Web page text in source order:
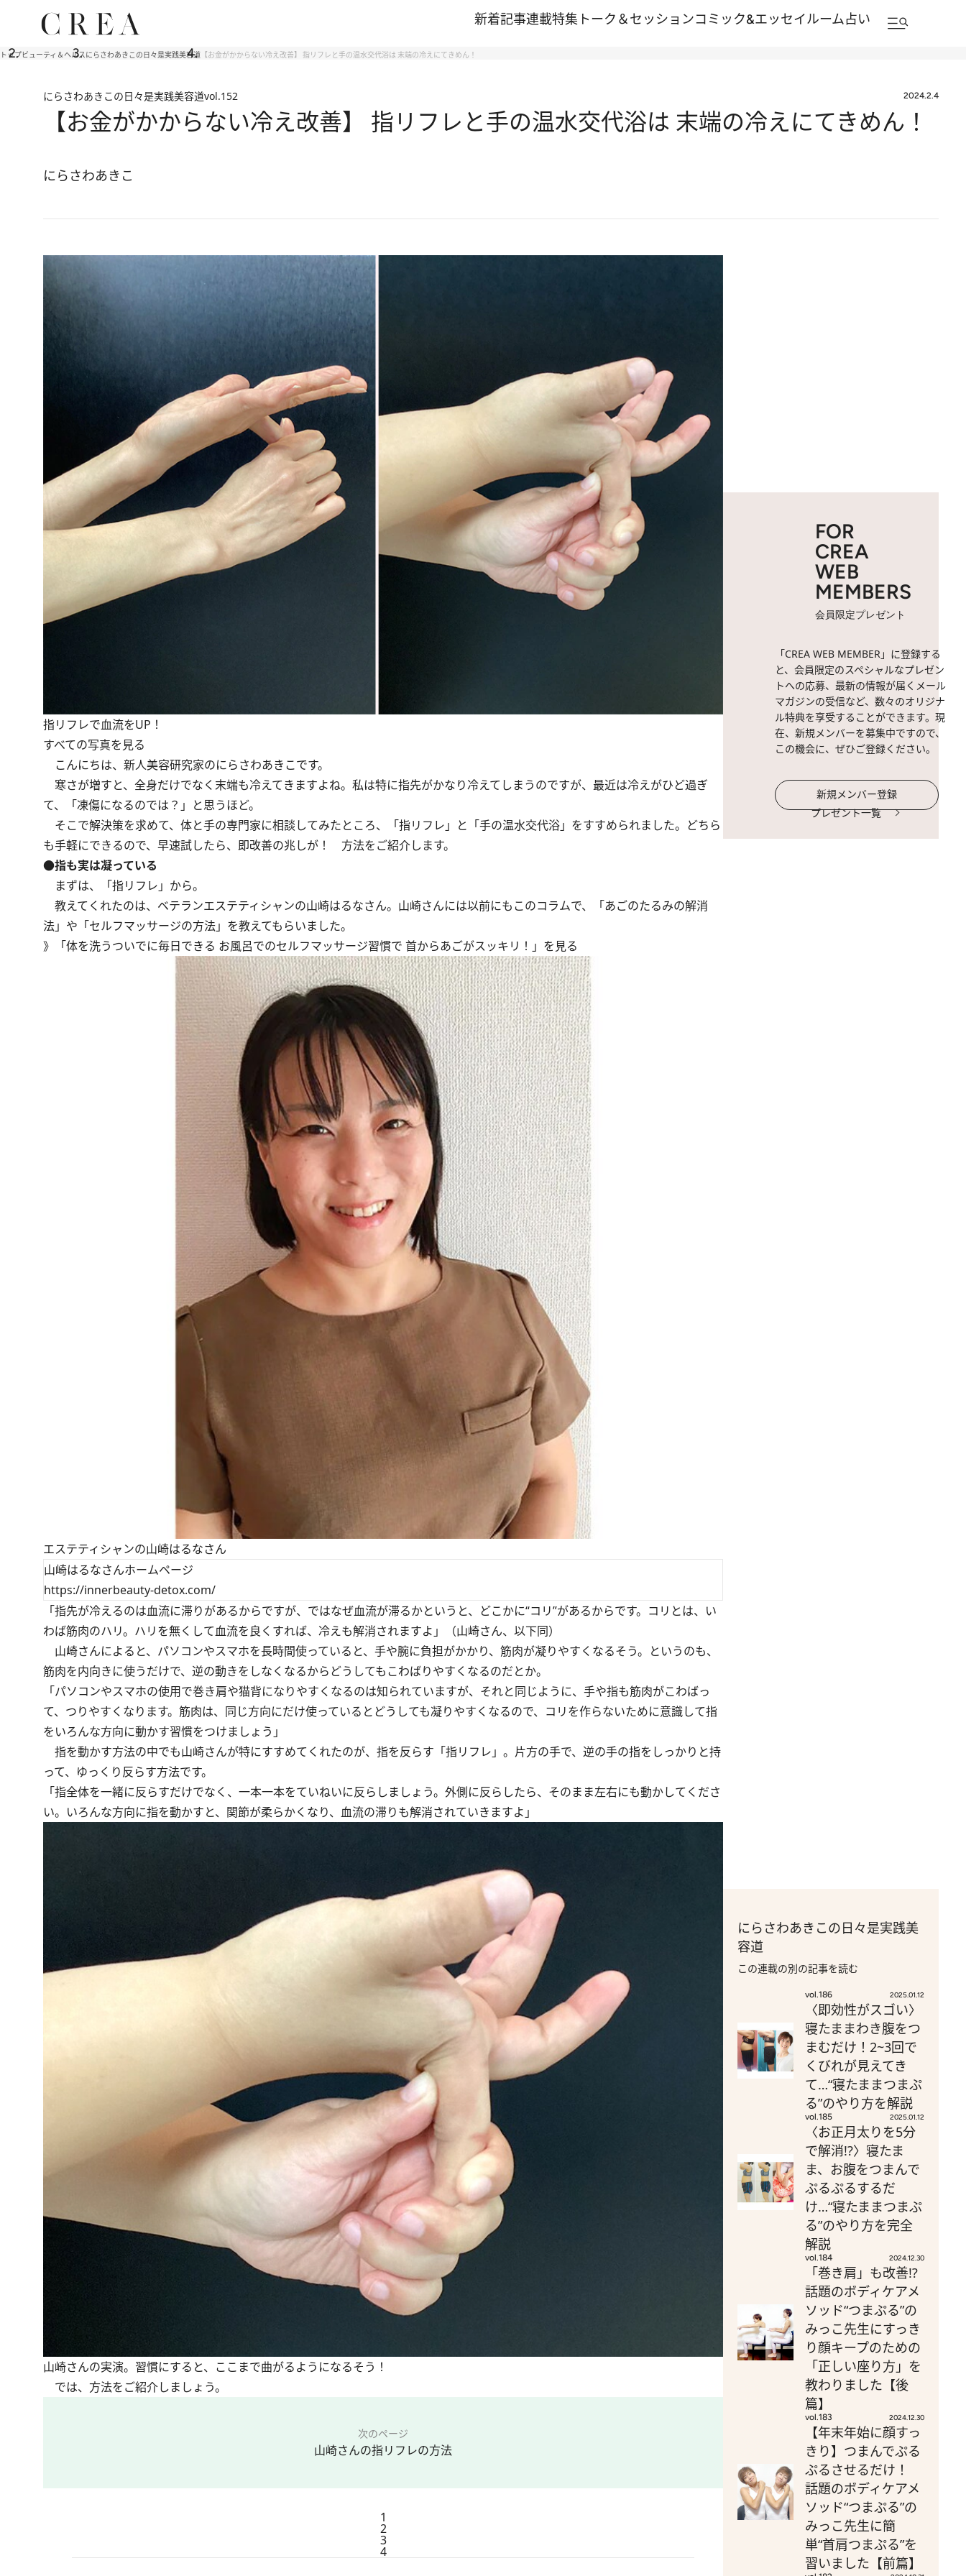
新着記事連載特集 トーク＆セッションコミック&エッセイルーム占い
トップビューティ＆ヘルスにらさわあきこの日々是実践美容道 【お金がかからない冷え改善】 指リフレと手の温水交代浴は 末端の冷えにてきめん！
にらさわあきこの日々是実践美容道vol.152 2024.2.4
【お金がかからない冷え改善】 指リフレと手の温水交代浴は 末端の冷えにてきめん！
にらさわあきこ
指リフレで血流をUP！
すべての写真を見る
こんにちは、新人美容研究家のにらさわあきこです。
寒さが増すと、全身だけでなく末端も冷えてきますよね。私は特に指先がかなり冷えてしまうのですが、最近は冷えがひど過ぎ
て、「凍傷になるのでは？」と思うほど。
そこで解決策を求めて、体と手の専門家に相談してみたところ、「指リフレ」と「手の温水交代浴」をすすめられました。どちら
も手軽にできるので、早速試したら、即改善の兆しが！ 方法をご紹介します。
●指も実は凝っている
まずは、「指リフレ」から。
教えてくれたのは、ベテランエステティシャンの山崎はるなさん。山崎さんには以前にもこのコラムで、「あごのたるみの解消
法」や「セルフマッサージの方法」を教えてもらいました。
》
「体を洗うついでに毎日できる お風呂でのセルフマッサージ習慣で 首からあごがスッキリ！」を見る
エステティシャンの山崎はるなさん
山崎はるなさんホームページ
https://innerbeauty-detox.com/
「指先が冷えるのは血流に滞りがあるからですが、ではなぜ血流が滞るかというと、どこかに“コリ”があるからです。コリとは、い
わば筋肉のハリ。ハリを無くして血流を良くすれば、冷えも解消されますよ」（山崎さん、以下同）
山崎さんによると、パソコンやスマホを長時間使っていると、手や腕に負担がかかり、筋肉が凝りやすくなるそう。というのも、
筋肉を内向きに使うだけで、逆の動きをしなくなるからどうしてもこわばりやすくなるのだとか。
「パソコンやスマホの使用で巻き肩や猫背になりやすくなるのは知られていますが、それと同じように、手や指も筋肉がこわばっ
て、つりやすくなります。筋肉は、同じ方向にだけ使っているとどうしても凝りやすくなるので、コリを作らないために意識して指
をいろんな方向に動かす習慣をつけましょう」
指を動かす方法の中でも山崎さんが特にすすめてくれたのが、指を反らす「指リフレ」。片方の手で、逆の手の指をしっかりと持
って、ゆっくり反らす方法です。
「指全体を一緒に反らすだけでなく、一本一本をていねいに反らしましょう。外側に反らしたら、そのまま左右にも動かしてくださ
い。いろんな方向に指を動かすと、関節が柔らかくなり、血流の滞りも解消されていきますよ」
山崎さんの実演。習慣にすると、ここまで曲がるようになるそう！
では、方法をご紹介しましょう。
次のページ
山崎さんの指リフレの方法
1
2
3
4
FOR
CREA
WEB
MEMBERS
会員限定プレゼント
「CREA WEB MEMBER」に登録する
と、会員限定のスペシャルなプレゼン
トへの応募、最新の情報が届くメール
マガジンの受信など、数々のオリジナ
ル特典を享受することができます。現
在、新規メンバーを募集中ですので、
この機会に、ぜひご登録ください。
新規メンバー登録
プレゼント一覧
にらさわあきこの日々是実践美
容道
この連載の別の記事を読む
vol.186 2025.01.12
〈即効性がスゴい〉
寝たままわき腹をつ
まむだけ！2~3回で
くびれが見えてき
て…“寝たままつまぷ
る”のやり方を解説
vol.185 2025.01.12
〈お正月太りを5分
で解消!?〉寝たま
ま、お腹をつまんで
ぷるぷるするだ
け…“寝たままつまぷ
る”のやり方を完全
解説
vol.184 2024.12.30
「巻き肩」も改善!?
話題のボディケアメ
ソッド“つまぷる”の
みっこ先生にすっき
り顔キープのための
「正しい座り方」を
教わりました【後
篇】
vol.183 2024.12.30
【年末年始に顔すっ
きり】つまんでぷる
ぷるさせるだけ！
話題のボディケアメ
ソッド“つまぷる”の
みっこ先生に簡
単“首肩つまぷる”を
習いました【前篇】